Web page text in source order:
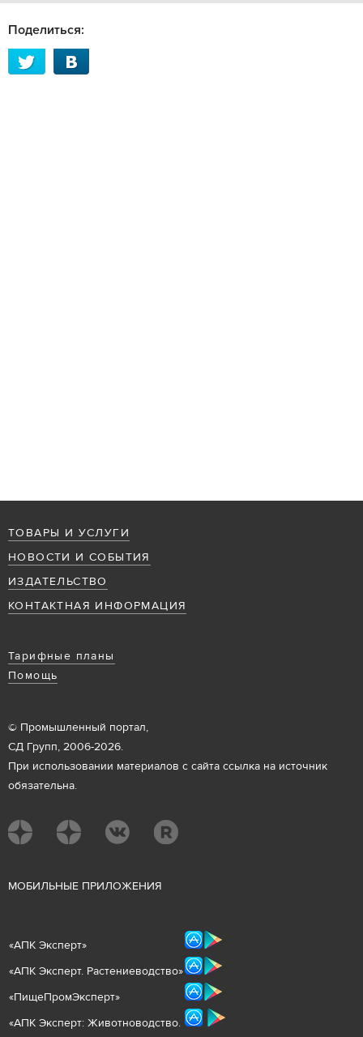
Поделиться:
ТОВАРЫ И УСЛУГИ
НОВОСТИ И СОБЫТИЯ
ИЗДАТЕЛЬСТВО
КОНТАКТНАЯ ИНФОРМАЦИЯ
Тарифные планы
Помощь
© Промышленный портал,
СД Групп, 2006-2026.
При использовании материалов с сайта ссылка на источник
обязательна.
МОБИЛЬНЫЕ ПРИЛОЖЕНИЯ
«АПК Эксперт»
«АПК Эксперт. Растениеводство»
«ПищеПромЭксперт»
«АПК Эксперт: Животноводство.